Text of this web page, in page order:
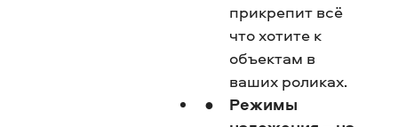
прикрепит всё
что хотите к
объектам в
ваших роликах.
Режимы